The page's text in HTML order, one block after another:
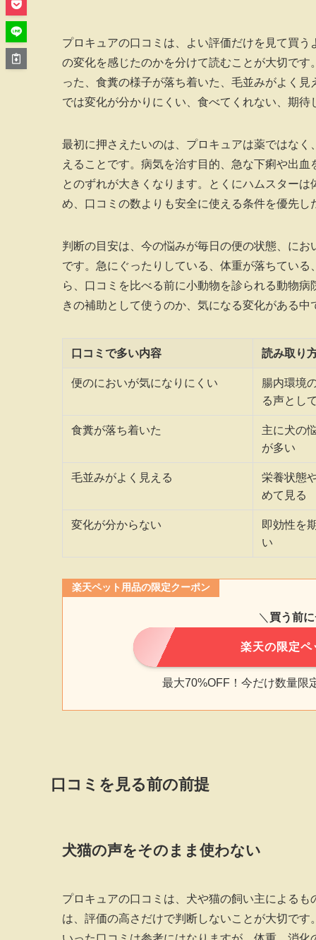
プロキュアの口コミは、よい評価だけを見て買
の変化を感じたのかを分けて読むことが大切で
った、食糞の様子が落ち着いた、毛並みがよく
では変化が分かりにくい、食べてくれない、期
最初に押さえたいのは、プロキュアは薬ではな
えることです。病気を治す目的、急な下痢や出
とのずれが大きくなります。とくにハムスター
め、口コミの数よりも安全に使える条件を優先し
判断の目安は、今の悩みが毎日の便の状態、に
です。急にぐったりしている、体重が落ちてい
ら、口コミを比べる前に小動物を診られる動物
きの補助として使うのか、気になる変化がある
口コミで多い内容 読み取り
便のにおいが気になりにくい
腸内環境
る声とし
食糞が落ち着いた
主に犬の
が多い
毛並みがよく見える
栄養状態
めて見る
変化が分からない
即効性を
い
楽天ペット用品の限定クーポン
＼ 買う前
楽天の限定ペ
最大70%OFF！今だけ数量限
口コミを見る前の前提
犬猫の声をそのまま使わない
プロキュアの口コミは、犬や猫の飼い主による
は、評価の高さだけで判断しないことが大切で